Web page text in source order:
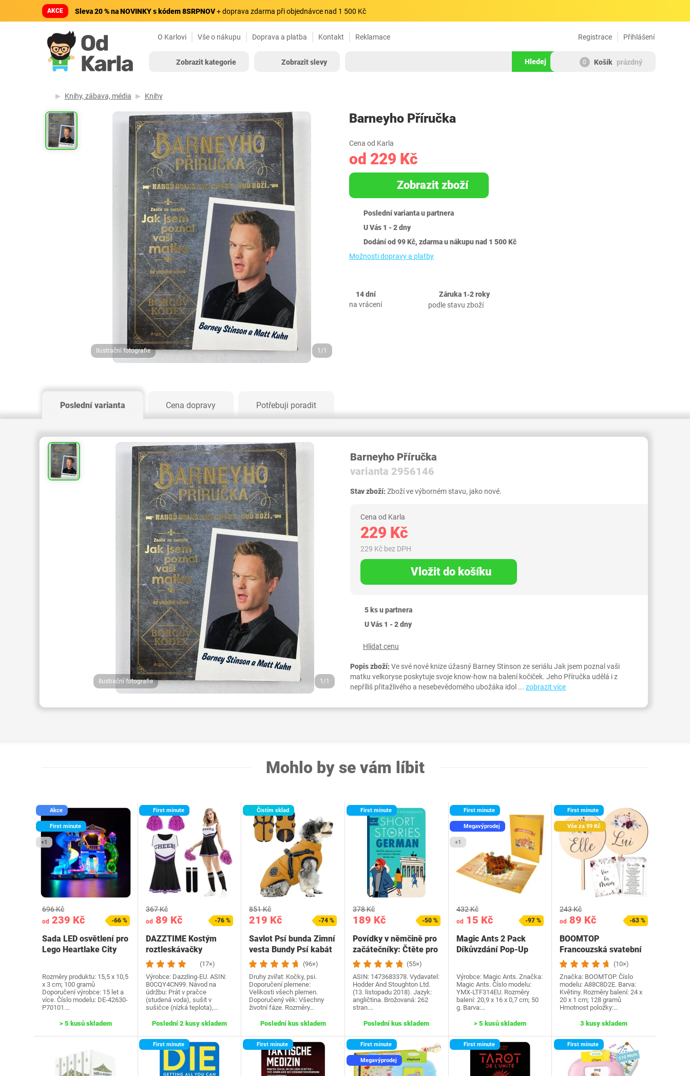
AKCE Sleva 20 % na NOVINKY s kódem 8SRPNOV+ doprava zdarma při objednávce nad 1 500 Kč
O Karlovi Vše o nákupu Doprava a platba Kontakt Reklamace Přihlášení
Registrace
Zobrazit kategorie Zobrazit slevy Hledej 0 Košík prázdný
Knihy, zábava, média Knihy
Ilustrační fotografie 1/1
Barneyho Příručka
Cena od Karla
od 229 Kč
Zobrazit zboží
Poslední varianta u partnera
U Vás 1 - 2 dny
Dodání od 99 Kč, zdarma u nákupu nad 1 500 Kč
Možnosti dopravy a platby
14 dní
na vrácení
Záruka 1‐2 roky
podle stavu zboží
Poslední varianta Cena dopravy Potřebuji poradit
Ilustrační fotografie 1/1
Barneyho Příručka
varianta 2956146
Stav zboží:Zboží ve výborném stavu, jako nové.
Cena od Karla
229 Kč
229 Kč bez DPH
Vložit do košíku
5 ks u partnera
U Vás 1 - 2 dny
Hlídat cenu
Popis zboží:Ve své nové knize úžasný Barney Stinson ze seriálu Jak jsem poznal vaši
matku velkoryse poskytuje svoje know-how na balení kočiček. Jeho Příručka udělá i z
nepříliš přitažlivého a nesebevědomého ubožáka idol ... zobrazit více
Mohlo by se vám líbit
Akce
First minute
+1
od 239 Kč
696 Kč
-66 %
Sada LED osvětlení pro
Lego Heartlake City
Rozměry produktu: 15,5 x 10,5
x 3 cm; 100 gramů
Doporučení výrobce: 15 let a
více. Číslo modelu: DE-42630-
P70101.…
> 5 kusů skladem
First minute
od89 Kč
367 Kč
-76 %
DAZZTIME Kostým
roztleskávačky
dámské, kostým…
(17×)
Výrobce: Dazzling-EU. ASIN:
B0CQY4CN99. Návod na
údržbu: Prát v pračce
(studená voda), sušit v
sušičce (nízká teplota),…
Poslední 2 kusy skladem
Čistím sklad
219 Kč
851 Kč
-74 %
Savlot Psí bunda Zimní
vesta Bundy Psí kabát
Psí svetr…
(96×)
Druhy zvířat: Kočky, psi.
Doporučení plemene:
Velikosti všech plemen.
Doporučený věk: Všechny
životní fáze. Rozměry…
Poslední kus skladem
First minute
189 Kč
378 Kč
-50 %
Povídky v němčině pro
začátečníky: Čtěte pro
radost na své…(55×)
ASIN: 1473683378. Vydavatel:
Hodder And Stoughton Ltd.
(13. listopadu 2018). Jazyk:
angličtina. Brožovaná: 262
stran.…
Poslední kus skladem
First minute
Megavýprodej
+1
od15 Kč
432 Kč
-97 %
Magic Ants 2 Pack
Díkůvzdání Pop-Up
Výrobce: Magic Ants. Značka:
Magic Ants. Číslo modelu:
YMX-LTF314EU. Rozměry
balení: 20,9 x 16 x 0,7 cm; 50
g. Barva:…
> 5 kusů skladem
First minute
Vše za 99 Kč
od 89 Kč
243 Kč
-63 %
BOOMTOP
Francouzská svatební
hra Dřevěná cedulka a
kvízové…
(10×)
Značka: BOOMTOP. Číslo
modelu: A88C8D2E. Barva:
Květiny. Rozměry balení: 24 x
20 x 1 cm; 128 gramů
Hmotnost položky:…
3 kusy skladem
First minute First minute First minute
Megavýprodej
First minute First minute